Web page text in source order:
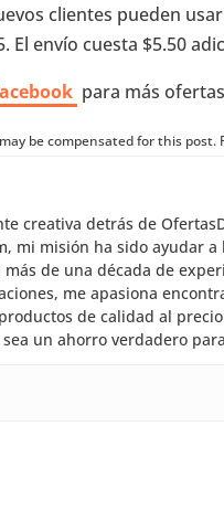
clientes pueden
envío cuesta $5.50
para más
be compensated for this post.
creativa detrás de
mi misión ha sido ayudar
más de una década de
me apasiona
de calidad al
un ahorro verdadero